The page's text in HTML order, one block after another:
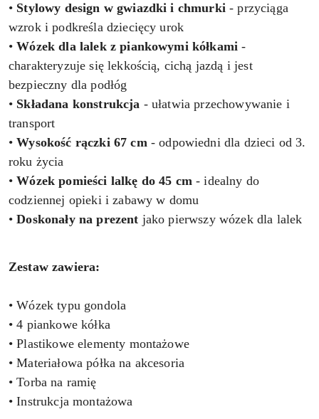
• Stylowy design w gwiazdki i chmurki- przyciąga
wzrok i podkreśla dziecięcy urok
•Wózek dla lalek z piankowymi kółkami -
charakteryzuje się lekkością, cichą jazdą i jest
bezpieczny dla podłóg
• Składana konstrukcja - ułatwia przechowywanie i
transport
•Wysokość rączki 67 cm- odpowiedni dla dzieci od 3.
roku życia
•Wózek pomieści lalkę do 45 cm- idealny do
codziennej opieki i zabawy w domu
•Doskonały na prezent jako pierwszy wózek dla lalek
Zestaw zawiera:
• Wózek typu gondola
• 4 piankowe kółka
• Plastikowe elementy montażowe
• Materiałowa półka na akcesoria
• Torba na ramię
• Instrukcja montażowa